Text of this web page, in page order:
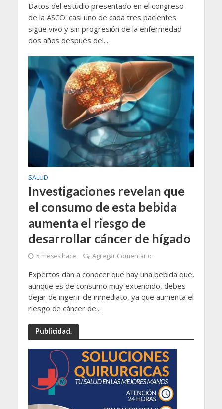
Datos del estudio presentado en el congreso
de la ASCO: casi uno de cada tres pacientes
sigue vivo y sin progresión de la enfermedad
dos años después del...
SALUD
Investigaciones revelan que
el consumo de esta bebida
aumenta el riesgo de
desarrollar cáncer de hígado
5 meses hace Agregar Comentario
Expertos dan a conocer que hay una bebida que,
aunque es de consumo muy extendido, debes
dejar de ingerir de inmediato, ya que aumenta el
riesgo de cáncer de...
Publicidad.